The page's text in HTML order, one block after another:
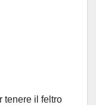
tenere il feltro